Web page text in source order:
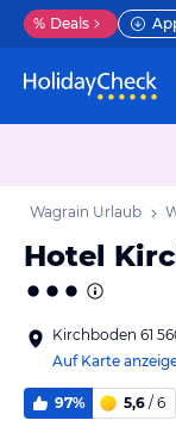
% Deals
Wagrain Urlaub
Hotel
Kirchboden 61
Auf Karte
97% 5,6 / 6